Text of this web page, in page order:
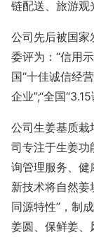
链配送、旅游观
公司先后被国家
委评为：“信用
国“十佳诚信经
企业”;“全国
公司生姜基质栽
司专注于生姜功
询管理服务、健
新技术将自然姜
同源特性”，制
姜圆、保鲜姜、